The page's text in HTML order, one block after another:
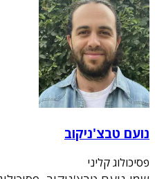
נועם טבצ'ניקוב
פסיכולוג קליני